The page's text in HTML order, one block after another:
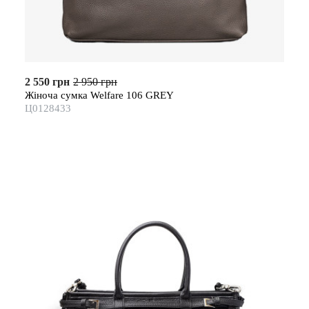
2 550 грн 2 950 грн
Жіноча сумка Welfare 106 GREY
Ц0128433